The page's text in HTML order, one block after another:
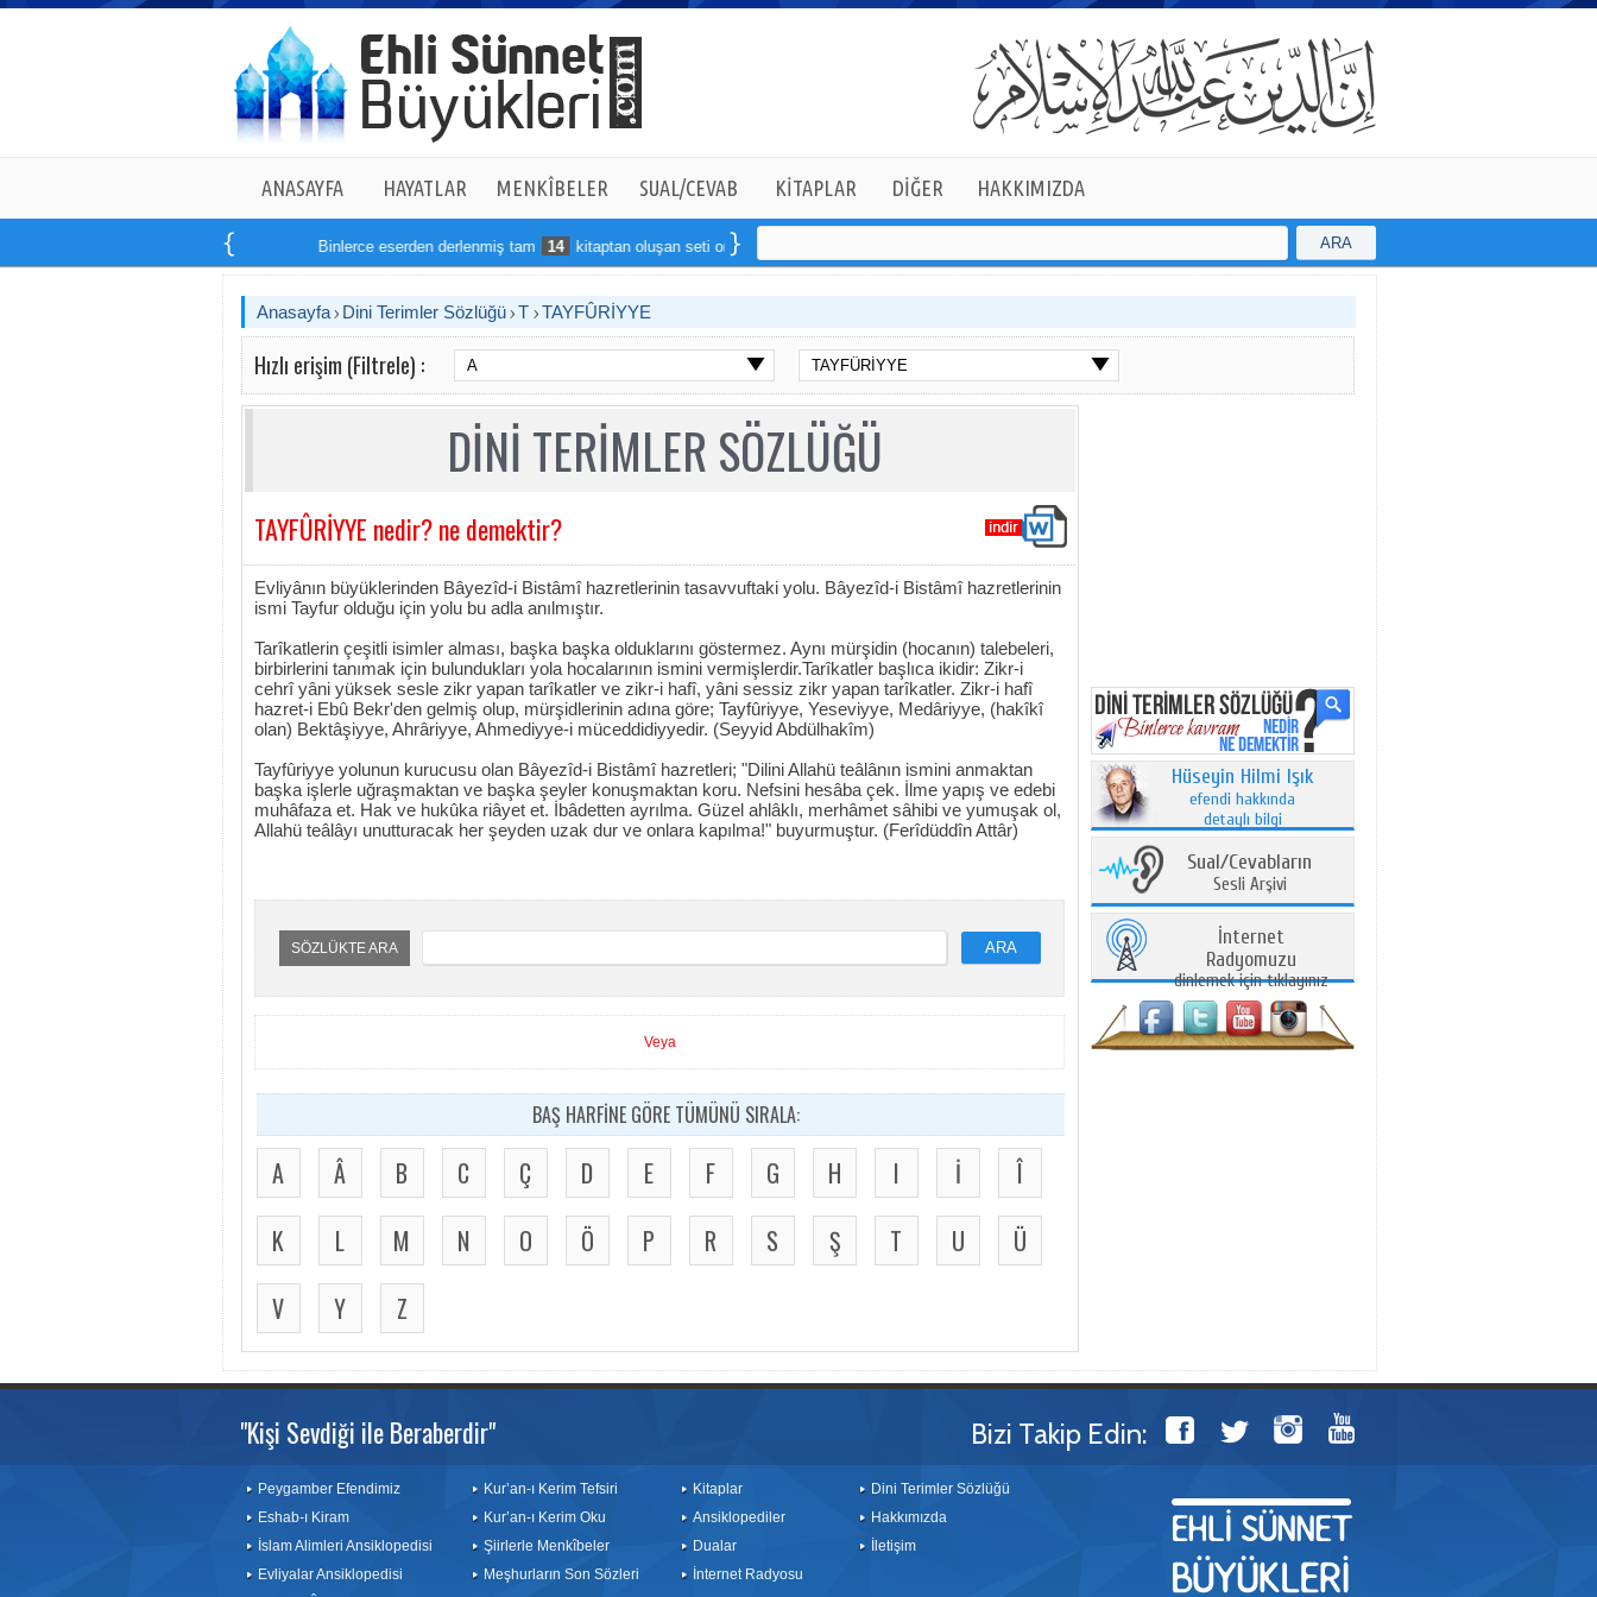
ANASAYFA HAYATLAR MENKÎBELER SUAL/CEVAB KİTAPLAR DİĞER HAKKIMIZDA
Binlerce eserden derlenmiş tam 14 kitaptan oluşan seti online sipariş verebilirsiniz ARA
Anasayfa Dini Terimler Sözlüğü T TAYFÛRİYYE
Hızlı erişim (Filtrele) :
DİNİ TERİMLER SÖZLÜĞÜ
TAYFÛRİYYE nedir? ne demektir?
Evliyânın büyüklerinden Bâyezîd-i Bistâmî hazretlerinin tasavvuftaki yolu. Bâyezîd-i Bistâmî hazretlerinin
ismi Tayfur olduğu için yolu bu adla anılmıştır.
Tarîkatlerin çeşitli isimler alması, başka başka olduklarını göstermez. Aynı mürşidin (hocanın) talebeleri,
birbirlerini tanımak için bulundukları yola hocalarının ismini vermişlerdir.Tarîkatler başlıca ikidir: Zikr-i
cehrî yâni yüksek sesle zikr yapan tarîkatler ve zikr-i hafî, yâni sessiz zikr yapan tarîkatler. Zikr-i hafî
hazret-i Ebû Bekr'den gelmiş olup, mürşidlerinin adına göre; Tayfûriyye, Yeseviyye, Medâriyye, (hakîkî
olan) Bektâşiyye, Ahrâriyye, Ahmediyye-i müceddidiyyedir. (Seyyid Abdülhakîm)
Tayfûriyye yolunun kurucusu olan Bâyezîd-i Bistâmî hazretleri; "Dilini Allahü teâlânın ismini anmaktan
başka işlerle uğraşmaktan ve başka şeyler konuşmaktan koru. Nefsini hesâba çek. İlme yapış ve edebi
muhâfaza et. Hak ve hukûka riâyet et. İbâdetten ayrılma. Güzel ahlâklı, merhâmet sâhibi ve yumuşak ol,
Allahü teâlâyı unutturacak her şeyden uzak dur ve onlara kapılma!" buyurmuştur. (Ferîdüddîn Attâr)
SÖZLÜKTE ARA ARA
Veya
BAŞ HARFİNE GÖRE TÜMÜNÜ SIRALA:
A Â B C Ç D E F G H I İ
Î
K
L M N O Ö P R S Ş T U
Ü
V
Y Z
Hüseyin Hilmi Işık
efendi hakkında
detaylı bilgi
Sual/Cevabların
Sesli Arşivi
İnternet
Radyomuzu
dinlemek için tıklayınız
"Kişi Sevdiği ile Beraberdir" Bizi Takip Edin:
Peygamber Efendimiz
Eshab-ı Kiram
İslam Alimleri Ansiklopedisi
Evliyalar Ansiklopedisi
Kur’an-ı Kerim Tefsiri
Kur’an-ı Kerim Oku
Şiirlerle Menkîbeler
Meşhurların Son Sözleri
Kitaplar
Ansiklopediler
Dualar
İnternet Radyosu
Dini Terimler Sözlüğü
Hakkımızda
İletişim